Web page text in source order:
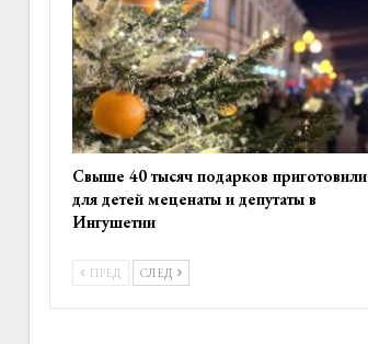
Свыше 40 тысяч подарков приготовили
для детей меценаты и депутаты в
Ингушетии
ПРЕД СЛЕД